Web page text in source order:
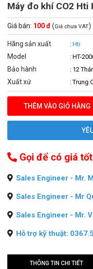
Máy đo khí CO2 Hti
Giá bán: 100 đ(Giá chưa VAT)
Hãng sản xuất :Hti
Model : HT-
Bảo hành : 12
Xuất xứ : Trung
THÊM VÀO GIỎ HÀNG
Gọi để có giá tốt
Sales Engineer - Mr.
Sales Engineer - Mr
Sales Engineer - Mr.
Hỗ trợ kỹ thuật:
THÔNG TIN CHI TIẾT